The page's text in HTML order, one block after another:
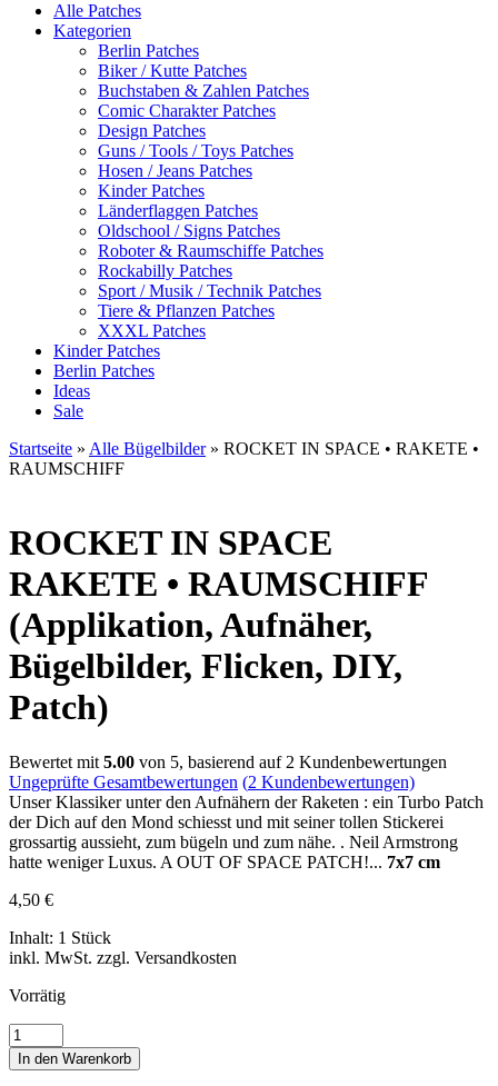
Alle Patches
Kategorien
Berlin Patches
Biker / Kutte Patches
Buchstaben & Zahlen Patches
Comic Charakter Patches
Design Patches
Guns / Tools / Toys Patches
Hosen / Jeans Patches
Kinder Patches
Länderflaggen Patches
Oldschool / Signs Patches
Roboter & Raumschiffe Patches
Rockabilly Patches
Sport / Musik / Technik Patches
Tiere & Pflanzen Patches
XXXL Patches
Kinder Patches
Berlin Patches
Ideas
Sale
Startseite » Alle Bügelbilder» ROCKET IN SPACE • RAKETE •
RAUMSCHIFF
ROCKET IN SPACE
RAKETE • RAUMSCHIFF
(Applikation, Aufnäher,
Bügelbilder, Flicken, DIY,
Patch)
Bewertet mit 5.00 von 5, basierend auf 2 Kundenbewertungen
Ungeprüfte Gesamtbewertungen (2 Kundenbewertungen)
Unser Klassiker unter den Aufnähern der Raketen : ein Turbo Patch
der Dich auf den Mond schiesst und mit seiner tollen Stickerei
grossartig aussieht, zum bügeln und zum nähe. . Neil Armstrong
hatte weniger Luxus. A OUT OF SPACE PATCH!... 7x7 cm
4,50 €
Inhalt: 1 Stück
inkl. MwSt. zzgl. Versandkosten
Vorrätig
ROCKET
IN
SPACE
In den Warenkorb